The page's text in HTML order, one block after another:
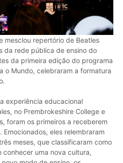
mesclou repertório de Beatles
da rede pública de ensino do
da primeira edição do programa
o Mundo, celebraram a formatura
experiência educacional
no Prembrokeshire College e
foram os primeiros a receberem
eles relembraram
meses, que classificaram como
conhecer uma nova cultura,